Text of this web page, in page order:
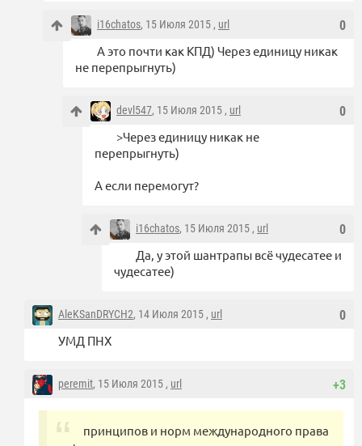
0
i16chatos, 15 Июля 2015 , url
А это почти как КПД) Через единицу никак
не перепрыгнуть)
0
devl547, 15 Июля 2015 , url
>Через единицу никак не
перепрыгнуть)
А если перемогут?
0
i16chatos, 15 Июля 2015 , url
Да, у этой шантрапы всё чудесатее и
чудесатее)
0
AleKSanDRYCH2, 14 Июля 2015 , url
УМД ПНХ
+3
peremit, 15 Июля 2015 , url
принципов и норм международного права